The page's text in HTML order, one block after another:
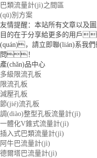
巴類流量計(jì)之間區
(qū)別方案
友情提醒：本站所有文章以及
目的在于分享給更多的用戶
(quán)，請立即聯(lián)系我
問！
產(chǎn)品中心
多級限流孔板
限流孔板
減壓孔板
節(jié)流孔板
調(diào)整型孔板流量計(jì)
一體化V錐式流量計(jì)
插入式巴類流量計(jì)
阿牛巴流量計(jì)
德爾塔巴流量計(jì)